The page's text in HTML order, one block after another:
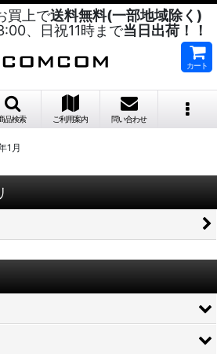
買上で送料無料(一部地域除く)
、日祝11時まで当日出荷！！
カート
品検索 ご利用案内 問い合わせ
1月